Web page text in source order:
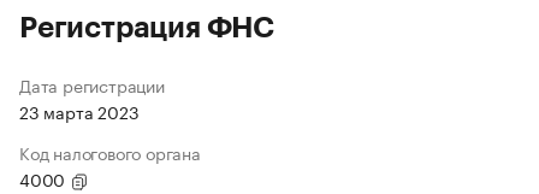
Регистрация ФНС
Дата регистрации
23 марта 2023
Код налогового органа
4000